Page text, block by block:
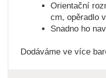
Orientační
cm, opěradlo
Snadno ho
Dodáváme ve více